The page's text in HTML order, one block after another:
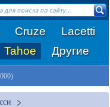
Cruze
Lacetti
Tahoe Другие